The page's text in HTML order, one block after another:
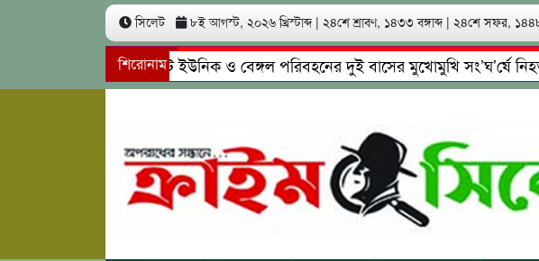
সিলেট ৮ই আগস্ট, ২০২৬ খ্রিস্টাব্দ | ২৪শে শ্রাবণ, ১৪৩৩ বঙ্গাব্দ | ২৪শে সফর,
শিরোনাম
সিলেটে ইউনিক ও বেঙ্গল পরিবহনের দুই বাসের মুখোমুখি সং’ঘ’র্ষে নিহত ৯
গোয়াইনঘাটে প্রেমের ফাঁদে তরুণী পাচার: মাদকাসক্ত রিমালকে গ্রেপ্তারের দাবি